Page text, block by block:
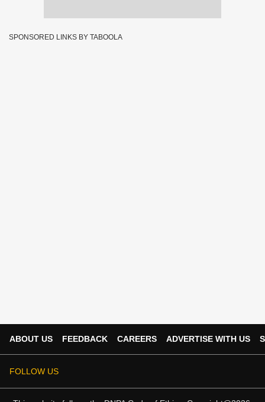
SPONSORED LINKS BY TABOOLA
ABOUT US FEEDBACK CAREERS ADVERTISE WITH US
FOLLOW US